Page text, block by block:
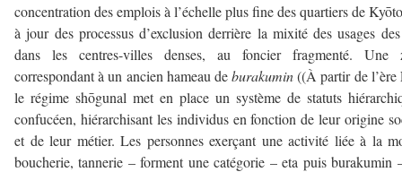
concentration des emplois à l’échelle plus fine des quartiers de
à jour des processus d’exclusion derrière la mixité des usages
dans les centres-villes denses, au foncier fragmenté. Une
correspondant à un ancien hameau deburakumin((À partir de l’ère
le régime shōgunal met en place un système de statuts
confucéen, hiérarchisant les individus en fonction de leur origine
et de leur métier. Les personnes exerçant une activité liée à la
boucherie, tannerie – forment une catégorie – eta puis burakumin